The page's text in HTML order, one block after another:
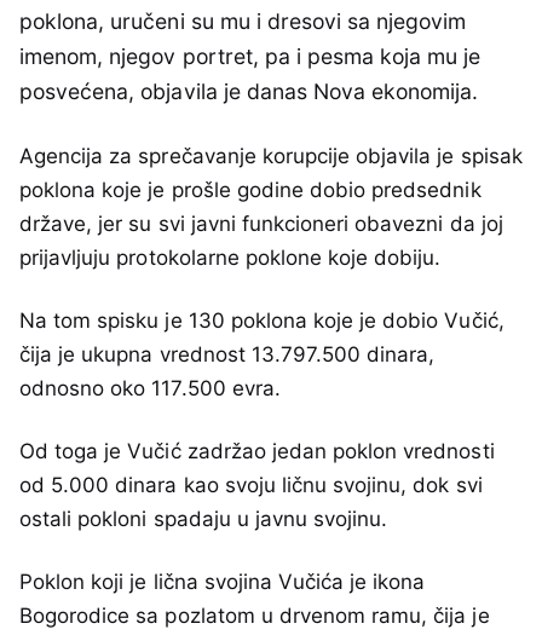
poklona, uručeni su mu i dresovi sa njegovim
imenom, njegov portret, pa i pesma koja mu je
posvećena, objavila je danas Nova ekonomija.
Agencija za sprečavanje korupcije objavila je spisak
poklona koje je prošle godine dobio predsednik
države, jer su svi javni funkcioneri obavezni da joj
prijavljuju protokolarne poklone koje dobiju.
Na tom spisku je 130 poklona koje je dobio Vučić,
čija je ukupna vrednost 13.797.500 dinara,
odnosno oko 117.500 evra.
Od toga je Vučić zadržao jedan poklon vrednosti
od 5.000 dinara kao svoju ličnu svojinu, dok svi
ostali pokloni spadaju u javnu svojinu.
Poklon koji je lična svojina Vučića je ikona
Bogorodice sa pozlatom u drvenom ramu, čija je